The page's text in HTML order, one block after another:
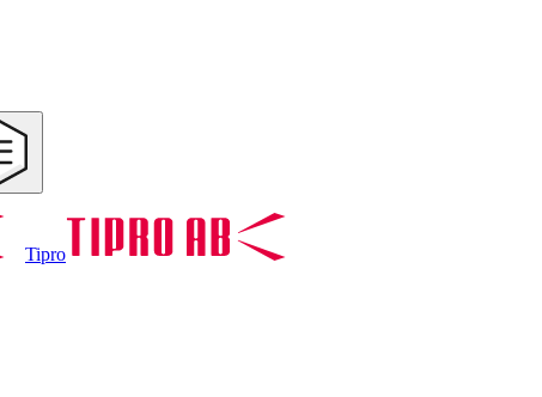
Tipro